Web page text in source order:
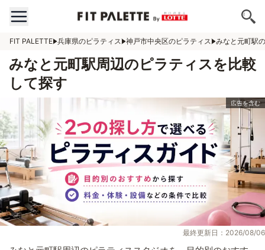
FIT PALETTE 兵庫県のピラティス 神戸市中央区のピラティス みなと元町駅
みなと元町駅周辺のピラティスを比較
して探す
最終更新日：2026/08/06